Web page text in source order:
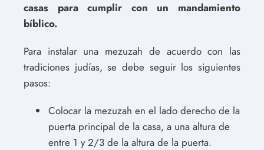
casas para cumplir con un mandamiento
bíblico.
Para instalar una mezuzah de acuerdo con las
tradiciones judías, se debe seguir los siguientes
pasos:
Colocar la mezuzah en el lado derecho de la
puerta principal de la casa, a una altura de
entre 1 y 2/3 de la altura de la puerta.